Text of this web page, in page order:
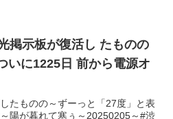
掲示板が復活し たものの
いに1225日 前から電源オ
たものの～ずーっと「27度」と表
陽が暮れて寒ぅ～20250205～#渋